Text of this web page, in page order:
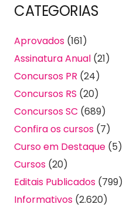
CATEGORIAS
Aprovados (161)
Assinatura Anual (21)
Concursos PR (24)
Concursos RS (20)
Concursos SC (689)
Confira os cursos (7)
Curso em Destaque (5)
Cursos (20)
Editais Publicados (799)
Informativos (2.620)